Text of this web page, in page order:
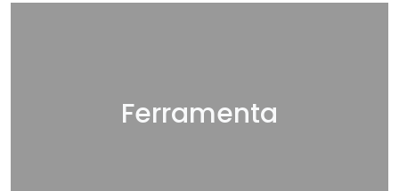
Ferramenta